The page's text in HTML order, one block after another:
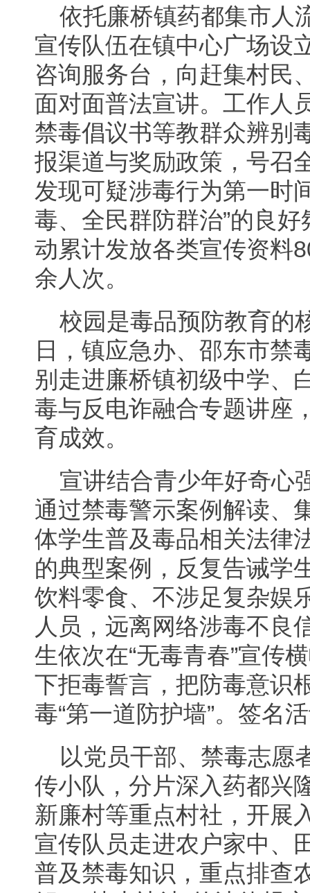
依托廉桥镇药都集市人
宣传队伍在镇中心广场设
咨询服务台，向赶集村民
面对面普法宣讲。工作人
禁毒倡议书等教群众辨别
报渠道与奖励政策，号召
发现可疑涉毒行为第一时
毒、全民群防群治”的良
动累计发放各类宣传资料
余人次。
校园是毒品预防教育的
日，镇应急办、邵东市禁
别走进廉桥镇初级中学、
毒与反电诈融合专题讲座
育成效。
宣讲结合青少年好奇心
通过禁毒警示案例解读、
体学生普及毒品相关法律
的典型案例，反复告诫学
饮料零食、不涉足复杂娱
人员，远离网络涉毒不良
生依次在“无毒青春”宣传
下拒毒誓言，把防毒意识
毒“第一道防护墙”。签名
以党员干部、禁毒志愿
传小队，分片深入药都兴
新廉村等重点村社，开展
宣传队员走进农户家中、
普及禁毒知识，重点排查